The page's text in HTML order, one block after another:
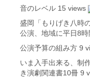
音のレベル 15 views
盛岡「もりげき八時
公演、地域に平日8
公演予算の組み方 9
いま入手出来る、制
き演劇関連書10冊 9